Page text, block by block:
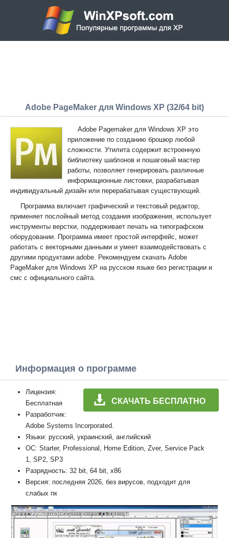
Adobe PageMaker для Windows XP (32/64 bit)
Adobe Pagemaker для Windows XP это
приложение по созданию брошюр любой
сложности. Утилита содержит встроенную
библиотеку шаблонов и пошаговый мастер
работы, позволяет генерировать различные
информационные листовки, разрабатывая
индивидуальный дизайн или перерабатывая существующий.
Программа включает графический и текстовый редактор,
применяет послойный метод создания изображения, использует
инструменты верстки, поддерживает печать на типографском
оборудовании. Программа имеет простой интерфейс, может
работать с векторными данными и умеет взаимодействовать с
другими продуктами adobe. Рекомендуем скачать Adobe
PageMaker для Windows XP на русском языке без регистрации и
смс с официального сайта.
Информация о программе
СКАЧАТЬ БЕСПЛАТНО
Лицензия:
Бесплатная
Разработчик:
Adobe Systems Incorporated.
Языки: русский, украинский, английский
ОС: Starter, Professional, Home Edition, Zver, Service Pack
1, SP2, SP3
Разрядность: 32 bit, 64 bit, x86
Версия: последняя 2026, без вирусов, подходит для
слабых пк